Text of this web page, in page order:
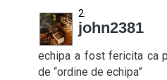
john2381
echipa a fost fericita ca
de “ordine de echipa”